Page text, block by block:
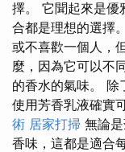
擇。 它聞起來是優
合都是理想的選擇
或不喜歡一個人，
麼，因為它可以不
的香水的氣味。 除
使用芳香乳液確實
術 居家打掃 無論
香味，這都是適合